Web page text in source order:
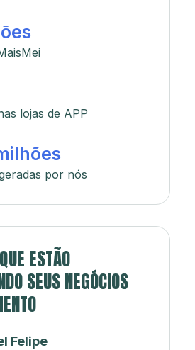
lojas de APP
por nós
ESTÃO
SEUS NEGÓCIOS
açaí e sorveteria